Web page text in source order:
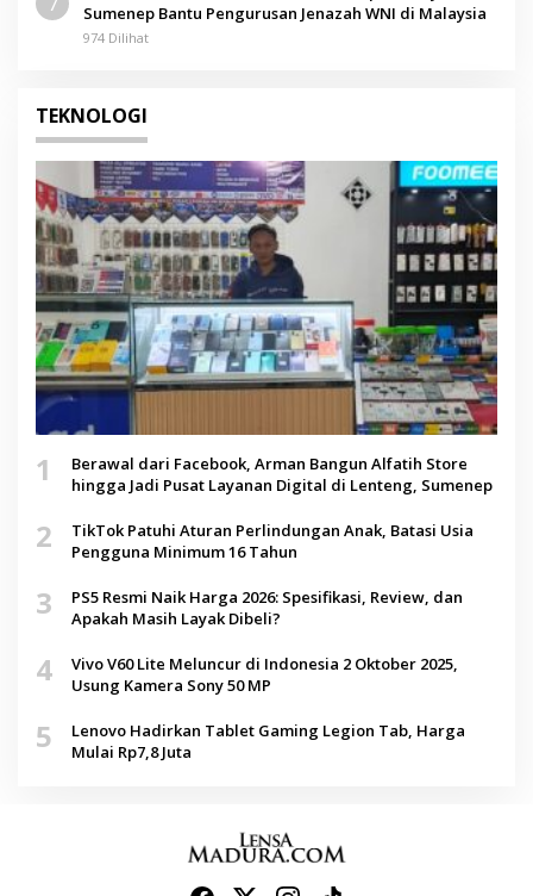
Sumenep Bantu Pengurusan Jenazah WNI di Malaysia
974 Dilihat
TEKNOLOGI
1
Berawal dari Facebook, Arman Bangun Alfatih Store
hingga Jadi Pusat Layanan Digital di Lenteng, Sumenep
2
TikTok Patuhi Aturan Perlindungan Anak, Batasi Usia
Pengguna Minimum 16 Tahun
3
PS5 Resmi Naik Harga 2026: Spesifikasi, Review, dan
Apakah Masih Layak Dibeli?
4
Vivo V60 Lite Meluncur di Indonesia 2 Oktober 2025,
Usung Kamera Sony 50 MP
5
Lenovo Hadirkan Tablet Gaming Legion Tab, Harga
Mulai Rp7,8 Juta